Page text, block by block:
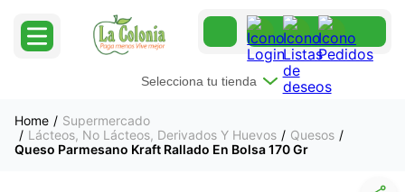
Selecciona tu tienda
Supermercado
Lácteos, No Lácteos, Derivados Y Huevos
Quesos
Queso Parmesano Kraft Rallado En Bolsa 170 Gr